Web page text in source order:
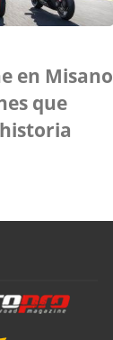
en Misano
que